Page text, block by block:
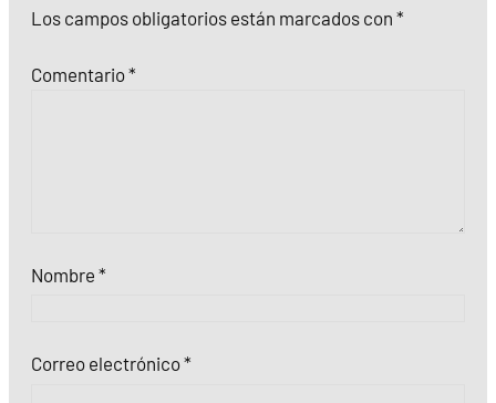
Los campos obligatorios están marcados con *
Comentario*
Nombre *
Correo electrónico*